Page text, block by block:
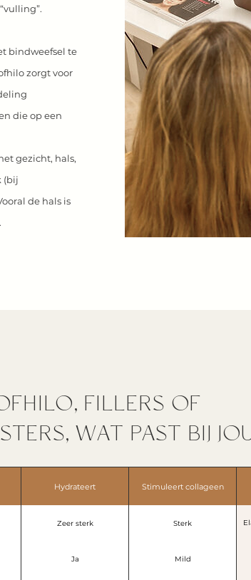
bindweefsel te
zorgt voor
die op een
gezicht, hals,
(bij
de hals is
FILLERS OF
WAT PAST BIJ
Hydrateert Stimuleert collageen
Zeer sterk Sterk
Ja Mild